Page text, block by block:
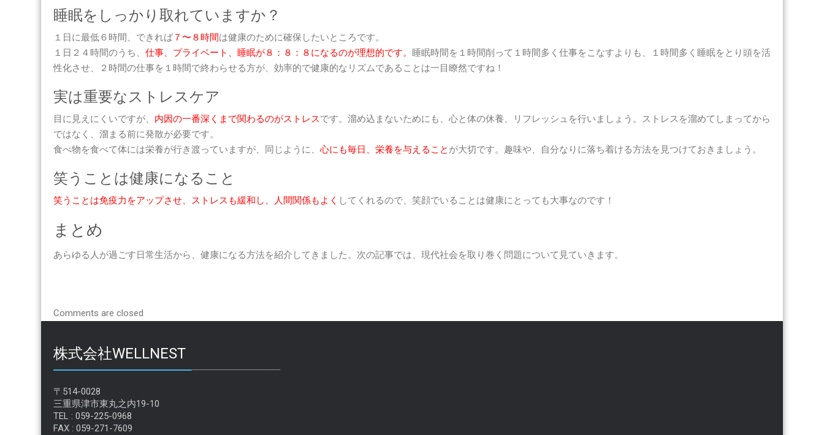
睡眠をしっかり取れていますか？
１日に最低６時間、できれば ７〜８時間は健康のために確保したいところです。
１日２４時間のうち、 仕事、プライベート、睡眠が８：８：８になるのが理想的です。 睡眠時間を１時間削って１時間多く仕事をこなすよりも、１時間多く睡眠をとり頭を活
性化させ、２時間の仕事を１時間で終わらせる方が、効率的で健康的なリズムであることは一目瞭然ですね！
実は重要なストレスケア
目に見えにくいですが、 内因の一番深くまで関わるのがストレスです。溜め込まないためにも、心と体の休養、リフレッシュを行いましょう。ストレスを溜めてしまってから
ではなく、溜まる前に発散が必要です。
食べ物を食べて体には栄養が行き渡っていますが、同じように、 心にも毎日、栄養を与えること が大切です。趣味や、自分なりに落ち着ける方法を見つけておきましょう。
笑うことは健康になること
笑うことは免疫力をアップさせ、ストレスも緩和し、人間関係もよく してくれるので、笑顔でいることは健康にとっても大事なのです！
まとめ
あらゆる人が過ごす日常生活から、健康になる方法を紹介してきました。次の記事では、現代社会を取り巻く問題について見ていきます。
Comments are closed
株式会社WELLNEST
〒514-0028
三重県津市東丸之内19-10
TEL : 059-225-0968
FAX : 059-271-7609